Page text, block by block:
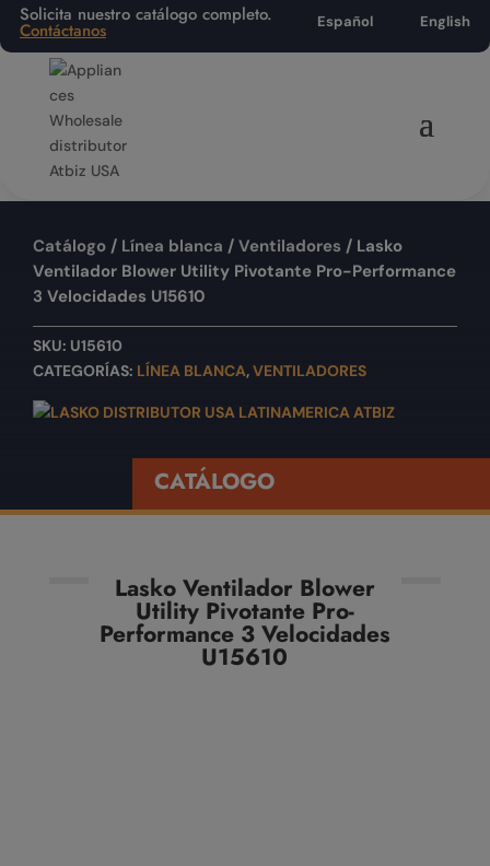
Solicita nuestro catálogo completo.
Contáctanos Español English
Catálogo / Línea blanca / Ventiladores / Lasko
Ventilador Blower Utility Pivotante Pro-Performance
3 Velocidades U15610
SKU: U15610
CATEGORÍAS: LÍNEA BLANCA,VENTILADORES
CATÁLOGO
Lasko Ventilador Blower
Utility Pivotante Pro-
Performance 3 Velocidades
U15610